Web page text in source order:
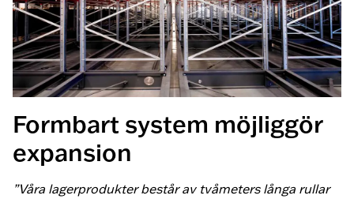
Formbart system möjliggör
expansion
”Våra lagerprodukter består av tvåmeters långa rullar